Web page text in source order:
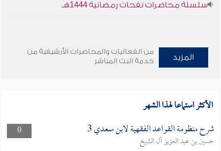
سلسلة محاضرات نفحات رمضانية 1444هـ
المزيد
من الفعاليات والمحاضرات الأرشيفية من
خدمة البث المباشر
الأكثر استماعا لهذا الشهر
0 شرح منظومة القواعد الفقهية لابن سعدي 3
حسين بن عبد العزيز آل الشيخ